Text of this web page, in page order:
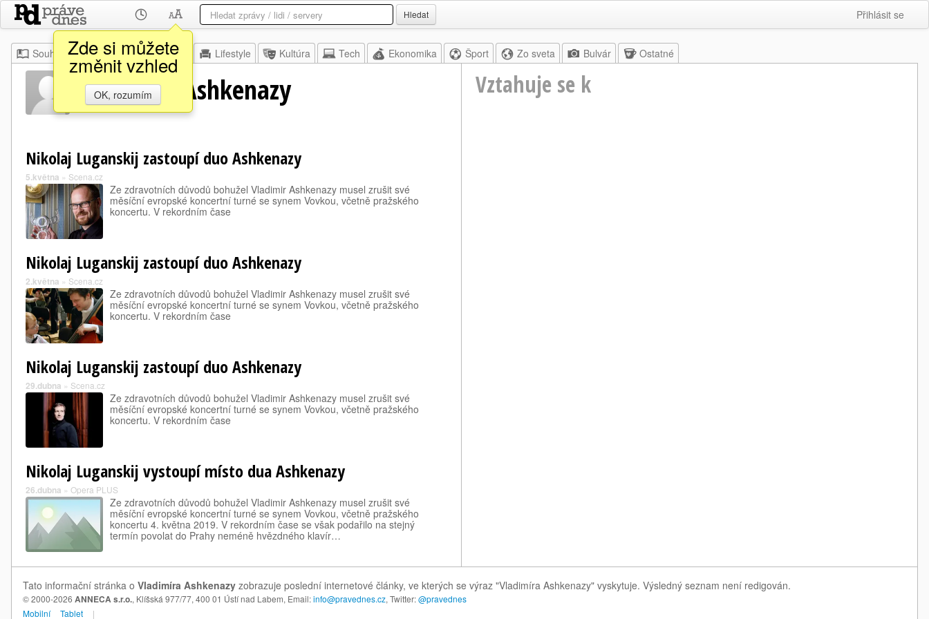
Zde si můžete
změnit vzhled
OK, rozumím
Hledat Přihlásit se
Souhrn Moje Z domova Lifestyle Kultúra Tech Ekonomika Šport Zo sveta Bulvár Ostatné
Vladimíra Ashkenazy Vztahuje se k
Nikolaj Luganskij zastoupí duo Ashkenazy
5.května » Scena.cz
Ze zdravotních důvodů bohužel Vladimir Ashkenazy musel zrušit své
měsíční evropské koncertní turné se synem Vovkou, včetně pražského
koncertu. V rekordním čase
Nikolaj Luganskij zastoupí duo Ashkenazy
2.května » Scena.cz
Ze zdravotních důvodů bohužel Vladimir Ashkenazy musel zrušit své
měsíční evropské koncertní turné se synem Vovkou, včetně pražského
koncertu. V rekordním čase
Nikolaj Luganskij zastoupí duo Ashkenazy
29.dubna » Scena.cz
Ze zdravotních důvodů bohužel Vladimir Ashkenazy musel zrušit své
měsíční evropské koncertní turné se synem Vovkou, včetně pražského
koncertu. V rekordním čase
Nikolaj Luganskij vystoupí místo dua Ashkenazy
26.dubna » Opera PLUS
Ze zdravotních důvodů bohužel Vladimir Ashkenazy musel zrušit své
měsíční evropské koncertní turné se synem Vovkou, včetně pražského
koncertu 4. května 2019. V rekordním čase se však podařilo na stejný
termín povolat do Prahy neméně hvězdného klavír…
Tato informační stránka o Vladimíra Ashkenazy zobrazuje poslední internetové články, ve kterých se výraz "Vladimíra Ashkenazy" vyskytuje. Výsledný seznam není redigován.
© 2000-2026 ANNECA s.r.o., Klíšská 977/77, 400 01 Ústí nad Labem, Email:info@pravednes.cz, Twitter:@pravednes
Mobilní
Tablet |